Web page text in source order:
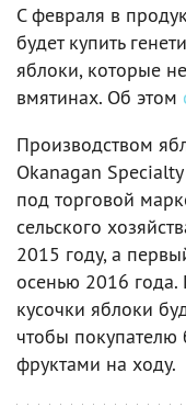
С февраля в
будет купить
яблоки, которые
вмятинах. Об этом
Производством
Okanagan
под торговой
сельского
2015 году, а
осенью 2016 года.
кусочки яблоки
чтобы покупателю
фруктами на ходу.